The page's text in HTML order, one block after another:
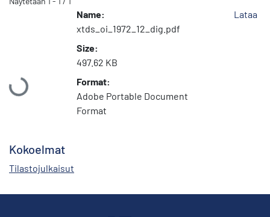
Ladataan...
Name:
xtds_oi_1972_12_dig.pdf
Size:
497.62 KB
Format:
Adobe Portable Document
Format
Lataa
Kokoelmat
Tilastojulkaisut